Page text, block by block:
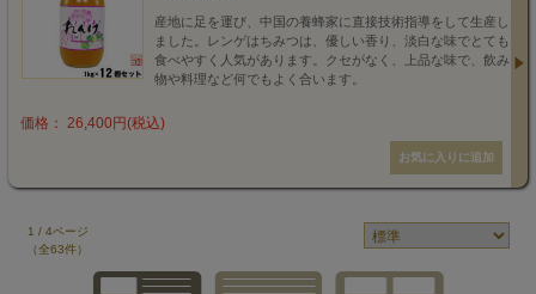
産地に足を運び、中国の養蜂家に直接技術指導をして生産し
ました。レンゲはちみつは、優しい香り、淡白な味でとても
食べやすく人気があります。クセがなく、上品な味で、飲み
物や料理など何でもよく合います。
価格： 26,400円(税込)
1 / 4ページ
（全63件）